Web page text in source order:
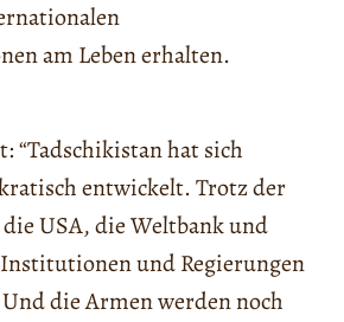
am Leben erhalten.
“Tadschikistan hat sich
entwickelt. Trotz der
USA, die Weltbank und
und Regierungen
die Armen werden noch